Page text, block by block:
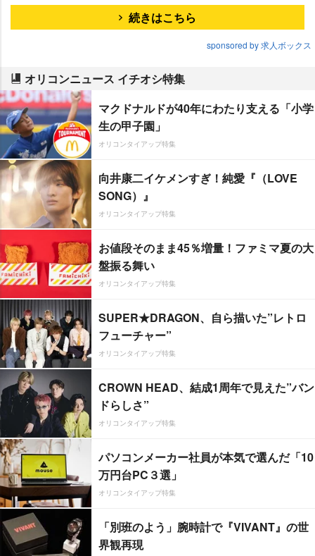
続きはこちら
sponsored by 求人ボックス
オリコンニュース イチオシ特集
マクドナルドが40年にわたり支える「小学
生の甲子園」
オリコンタイアップ特集
向井康二イケメンすぎ！純愛『（LOVE
SONG）』
オリコンタイアップ特集
お値段そのまま45％増量！ファミマ夏の大
盤振る舞い
オリコンタイアップ特集
SUPER★DRAGON、自ら描いた”レトロ
フューチャー”
オリコンタイアップ特集
CROWN HEAD、結成1周年で見えた”バン
ドらしさ”
オリコンタイアップ特集
パソコンメーカー社員が本気で選んだ「10
万円台PC３選」
オリコンタイアップ特集
「別班のよう」腕時計で『VIVANT』の世
界観再現